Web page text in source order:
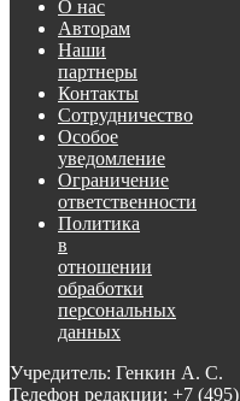
О нас
Авторам
Наши
партнеры
Контакты
Сотрудничество
Особое
уведомление
Ограничение
ответственности
Политика
в
отношении
обработки
персональных
данных
Учредитель: Генкин А. С.
Телефон редакции: +7 (495)